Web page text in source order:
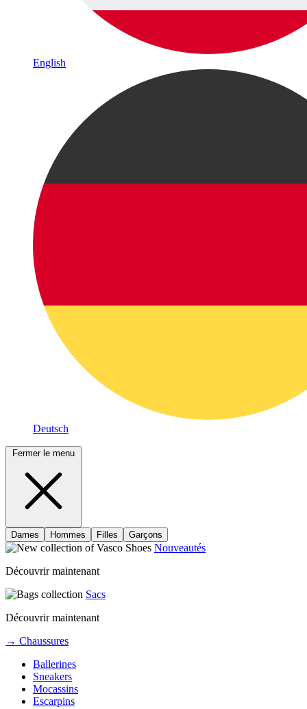
English
Deutsch
Fermer le menu
Dames Hommes Filles Garçons
Nouveautés
Découvrir maintenant
Sacs
Découvrir maintenant
→ Chaussures
Ballerines
Sneakers
Mocassins
Escarpins